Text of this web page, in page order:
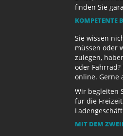
finden Sie
KOMPETENTE
Sie wissen
müssen oder
zulegen,
oder
online. Gerne
Wir begleiten
für die
MIT DEM